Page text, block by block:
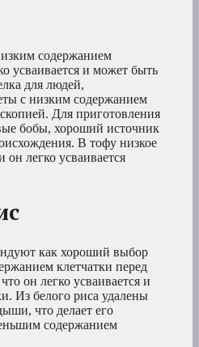
содержанием
усваивается и может быть
для людей,
с низким содержанием
Для приготовления
бобы, хороший источник
В тофу низкое
он легко усваивается
как хороший выбор
клетчатки перед
он легко усваивается и
Из белого риса удалены
что делает его
содержанием